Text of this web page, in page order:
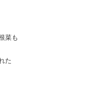
菜も
た